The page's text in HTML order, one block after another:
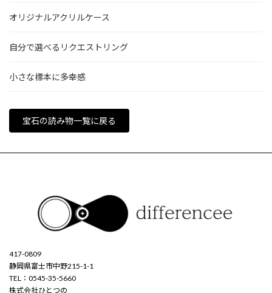
オリジナルアクリルケース
自分で選べるリクエストリング
小さな標本に多幸感
宝石の読み物一覧に戻る
417-0809
静岡県富士市中野215-1-1
TEL：0545-35-5660
株式会社ひとつの